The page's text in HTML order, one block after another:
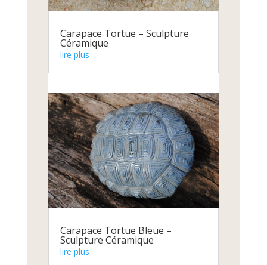
Carapace Tortue – Sculpture
Céramique
lire plus
Carapace Tortue Bleue –
Sculpture Céramique
lire plus